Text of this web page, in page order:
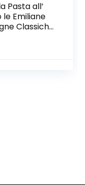
Pasta all’
le Emiliane
Classiche,